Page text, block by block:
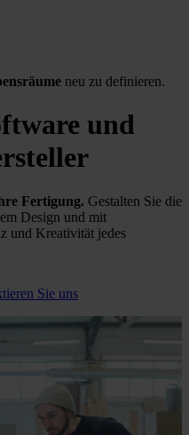
neu zu definieren.
und
Fertigung. Gestalten Sie die
Design und mit
und Kreativität jedes
Sie uns